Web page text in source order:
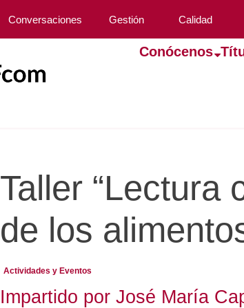
Conversaciones Gestión Calidad
Conócenos
Taller “Lectura
de los
Actividades y Eventos
Impartido por José María